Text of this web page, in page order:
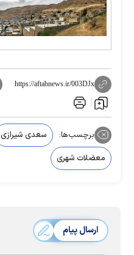
https://aftabnews.ir/003DJx
برچسب‌ها: سعدی شیرازی
معضلات شهری
ارسال پیام